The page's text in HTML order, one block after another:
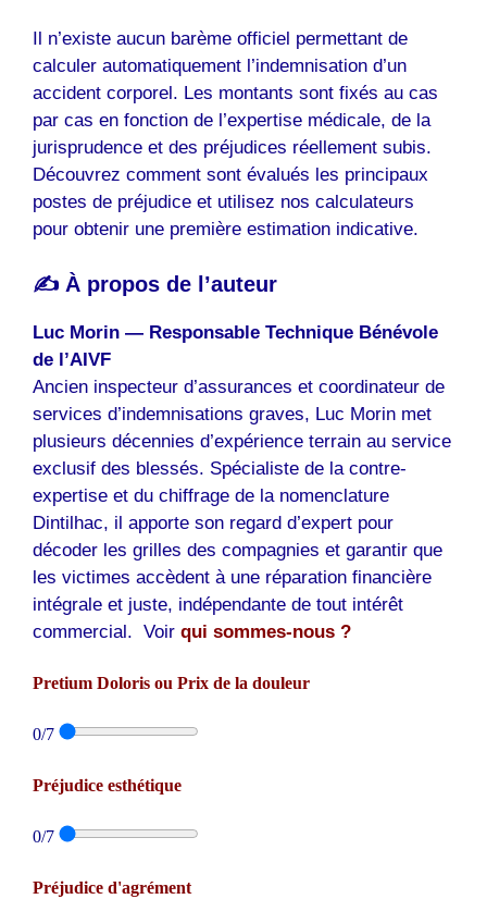
Il n’existe aucun barème officiel permettant de
calculer automatiquement l’indemnisation d’un
accident corporel. Les montants sont fixés au cas
par cas en fonction de l’expertise médicale, de la
jurisprudence et des préjudices réellement subis.
Découvrez comment sont évalués les principaux
postes de préjudice et utilisez nos calculateurs
pour obtenir une première estimation indicative.
✍️ À propos de l’auteur
Luc Morin — Responsable Technique Bénévole
de l’AIVF
Ancien inspecteur d’assurances et coordinateur de
services d’indemnisations graves, Luc Morin met
plusieurs décennies d’expérience terrain au service
exclusif des blessés. Spécialiste de la contre-
expertise et du chiffrage de la nomenclature
Dintilhac, il apporte son regard d’expert pour
décoder les grilles des compagnies et garantir que
les victimes accèdent à une réparation financière
intégrale et juste, indépendante de tout intérêt
commercial. Voir qui sommes-nous ?
Pretium Doloris ou Prix de la douleur
0/7
Préjudice esthétique
0/7
Préjudice d'agrément